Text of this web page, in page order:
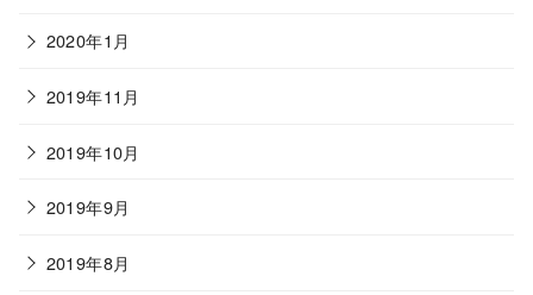
2020年1月
2019年11月
2019年10月
2019年9月
2019年8月